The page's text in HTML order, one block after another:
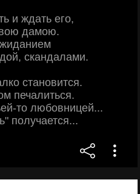
и ждать его,
дамою.
скандалами.
становится.
печалиться.
то любовницей...
получается...